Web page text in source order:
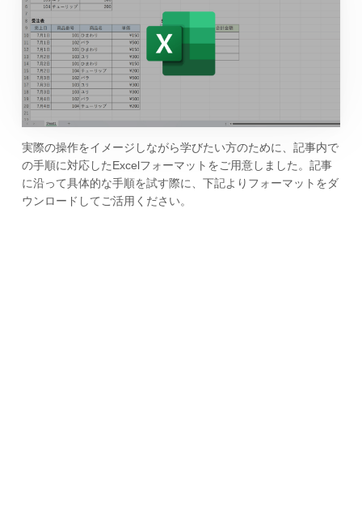
実際の操作をイメージしながら学びたい方のために、記事内で
の手順に対応したExcelフォーマットをご用意しました。記事
に沿って具体的な手順を試す際に、下記よりフォーマットをダ
ウンロードしてご活用ください。